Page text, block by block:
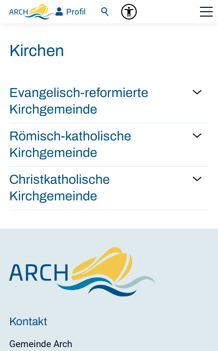
Profil
Kirchen
Evangelisch-reformierte
Kirchgemeinde
Römisch-katholische
Kirchgemeinde
Christkatholische
Kirchgemeinde
Kontakt
Gemeinde Arch